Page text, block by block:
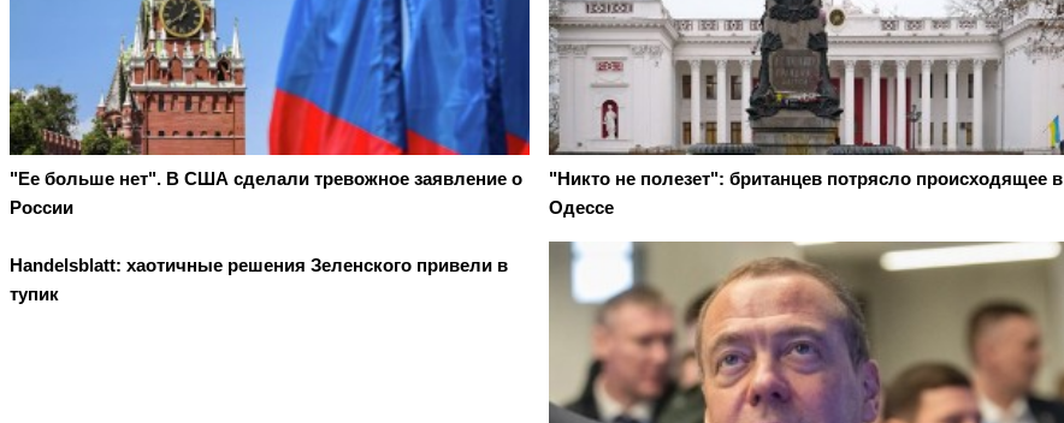
"Ее больше нет". В США сделали тревожное заявление о
России
"Никто не полезет": британцев потрясло происходящее в
Одессе
Handelsblatt: хаотичные решения Зеленского привели в
тупик